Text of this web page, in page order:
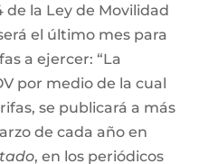
estime oportuno”.
desarrollan
de la